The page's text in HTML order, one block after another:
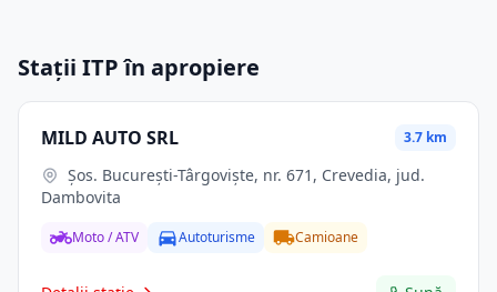
Stații ITP în apropiere
MILD AUTO SRL 3.7 km
Dambovita
Moto / ATV Autoturisme Camioane